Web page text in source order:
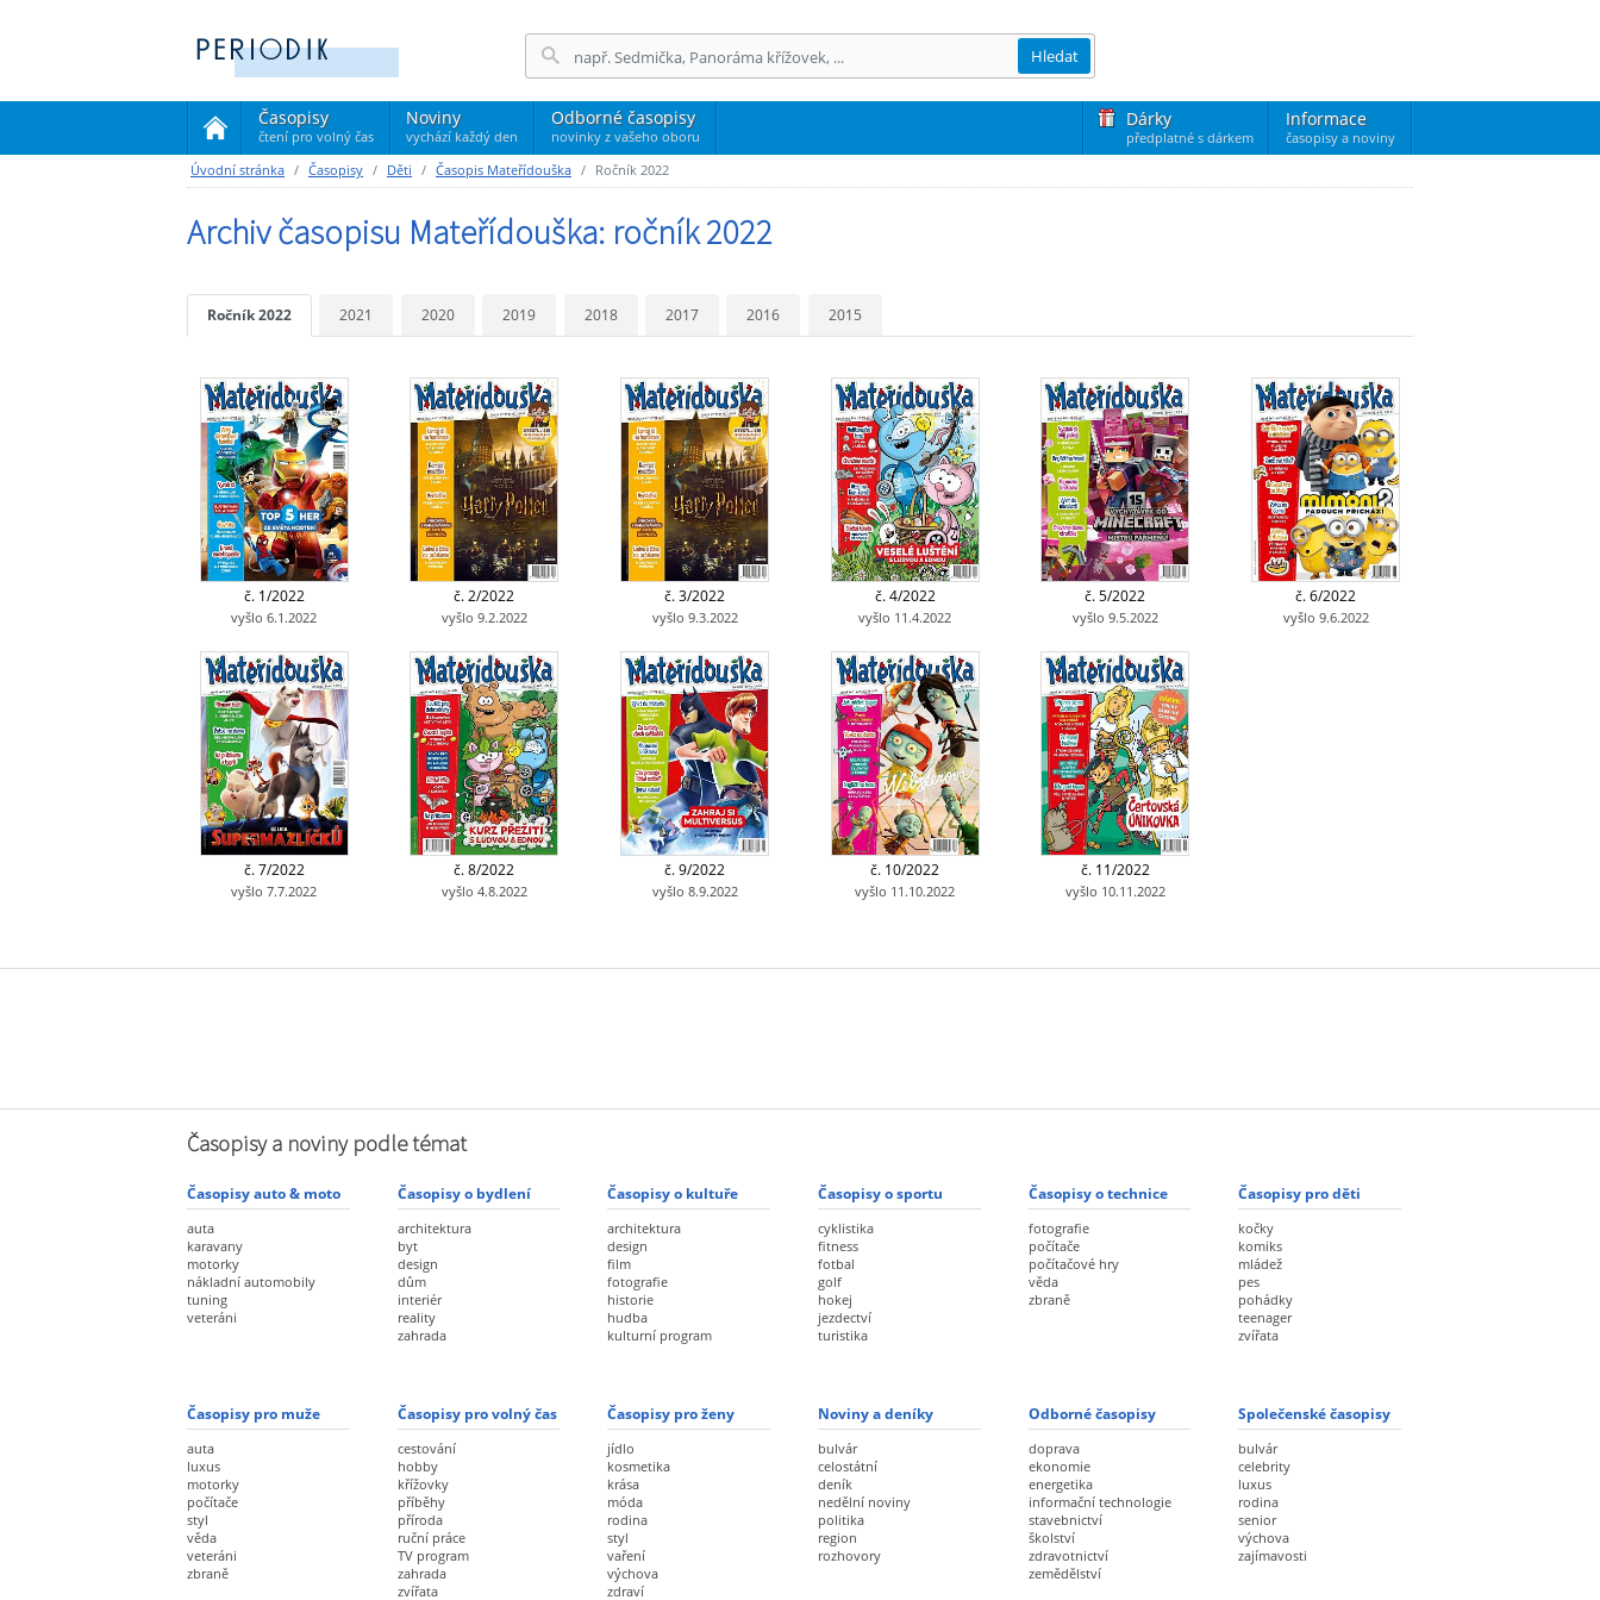
Časopisy
čtení pro volný čas
(current)
Noviny
vychází každý den
Odborné časopisy
novinky z vašeho oboru
Dárky
předplatné s dárkem
Informace
časopisy a noviny
Hledat
Úvodní stránka Časopisy Děti Časopis Mateřídouška Ročník 2022
Archiv časopisu Mateřídouška: ročník 2022
Ročník 2022 2021 2020 2019 2018 2017 2016 2015
č. 1/2022
vyšlo 6.1.2022
č. 2/2022
vyšlo 9.2.2022
č. 3/2022
vyšlo 9.3.2022
č. 4/2022
vyšlo 11.4.2022
č. 5/2022
vyšlo 9.5.2022
č. 6/2022
vyšlo 9.6.2022
č. 7/2022
vyšlo 7.7.2022
č. 8/2022
vyšlo 4.8.2022
č. 9/2022
vyšlo 8.9.2022
č. 10/2022
vyšlo 11.10.2022
č. 11/2022
vyšlo 10.11.2022
Časopisy a noviny podle témat
Časopisy auto & moto
auta
karavany
motorky
nákladní automobily
tuning
veteráni
Časopisy o bydlení
architektura
byt
design
dům
interiér
reality
zahrada
Časopisy o kultuře
architektura
design
film
fotografie
historie
hudba
kulturní program
Časopisy o sportu
cyklistika
fitness
fotbal
golf
hokej
jezdectví
turistika
Časopisy o technice
fotografie
počítače
počítačové hry
věda
zbraně
Časopisy pro děti
kočky
komiks
mládež
pes
pohádky
teenager
zvířata
Časopisy pro muže
auta
luxus
motorky
počítače
styl
věda
veteráni
zbraně
Časopisy pro volný čas
cestování
hobby
křížovky
příběhy
příroda
ruční práce
TV program
zahrada
zvířata
Časopisy pro ženy
jídlo
kosmetika
krása
móda
rodina
styl
vaření
výchova
zdraví
Noviny a deníky
bulvár
celostátní
deník
nedělní noviny
politika
region
rozhovory
Odborné časopisy
doprava
ekonomie
energetika
informační technologie
stavebnictví
školství
zdravotnictví
zemědělství
Společenské časopisy
bulvár
celebrity
luxus
rodina
senior
výchova
zajímavosti